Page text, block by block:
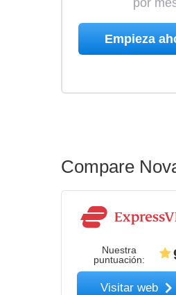
por
Empieza
Compare
Nuestra
puntuación:
Visitar web